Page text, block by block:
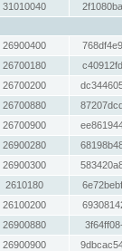
31010040
26900400
26700180
26700200
26700880
26700900
26900280
26900300
2610180
26100200
26900880
26900900